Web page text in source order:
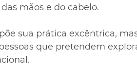
mãos e do cabelo.
sua prática excêntrica,
que pretendem